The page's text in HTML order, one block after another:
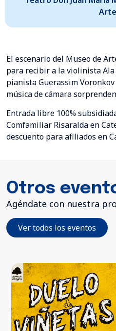
El escenario del Museo de
para recibir a la violinista Ala
pianista Guerassim
música de cámara
Entrada libre 100%
Comfamiliar Risaralda en
descuento para afiliados en
Otros
Agéndate con nuestra
Ver todos los eventos